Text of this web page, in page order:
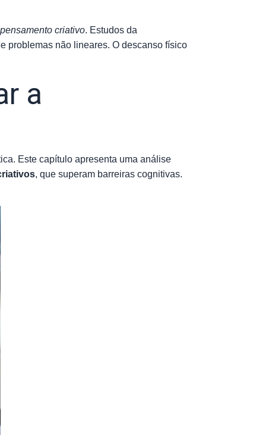
criativo. Estudos da
problemas não lineares. O descanso físico
a
Este capítulo apresenta uma análise
, que superam barreiras cognitivas.